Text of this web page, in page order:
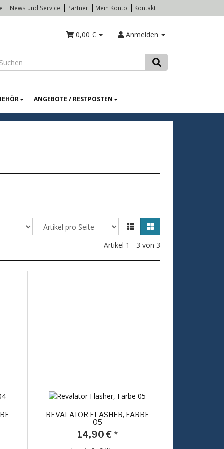
News und Service Partner Mein Konto Kontakt
Anmelden
0,00 €
ANGEBOTE / RESTPOSTEN
Artikel 1 - 3 von 3
REVALATOR FLASHER, FARBE
05
14,90 €*